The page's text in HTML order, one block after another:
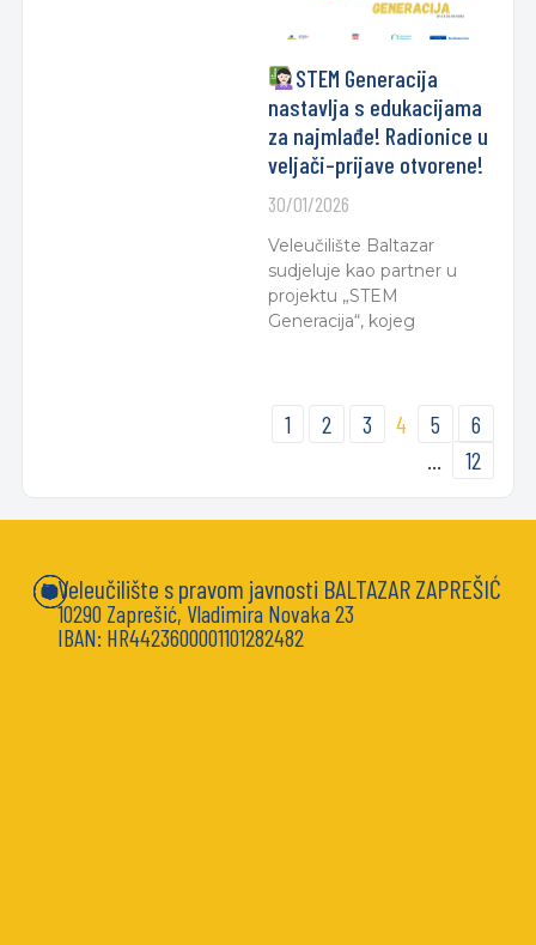
STEM Generacija
nastavlja s edukacijama
za najmlađe! Radionice u
veljači–prijave otvorene!
30/01/2026
Veleučilište Baltazar
sudjeluje kao partner u
projektu „STEM
Generacija“, kojeg
1 2 3 4 5
6
…
12
Veleučilište s pravom javnosti BALTAZAR ZAPREŠIĆ
10290 Zaprešić, Vladimira Novaka 23
IBAN: HR4423600001101282482